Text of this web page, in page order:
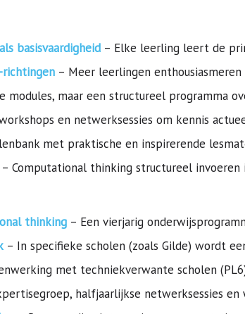
basisvaardigheid – Elke leerling leert de
– Meer leerlingen
modules, maar een structureel programma
en netwerksessies om kennis
met praktische en inspirerende
– Computational thinking structureel
thinking – Een vierjarig
– In specifieke scholen (zoals Gilde) wordt
met techniekverwante scholen
halfjaarlijkse netwerksessies en